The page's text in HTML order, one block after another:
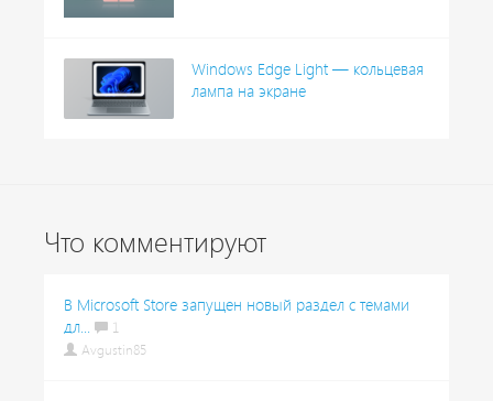
Windows Edge Light — кольцевая
лампа на экране
Что комментируют
В Microsoft Store запущен новый раздел с темами
дл...
1
Avgustin85